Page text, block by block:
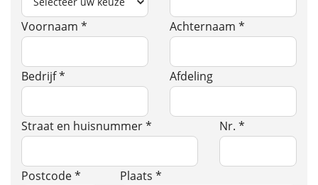
Voornaam * Achternaam *
Bedrijf * Afdeling
Straat en huisnummer * Nr. *
Postcode * Plaats *